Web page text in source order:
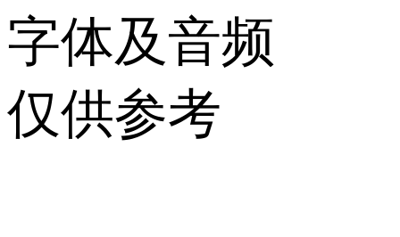
字体及音频
仅供参考